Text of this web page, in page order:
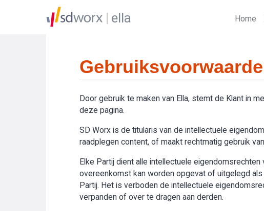
ella Home
Door gebruik te maken van Ella, stemt de Klant in
deze pagina.
SD Worx is de titularis van de intellectuele
raadplegen content, of maakt rechtmatig gebruik
Elke Partij dient alle intellectuele
overeenkomst kan worden opgevat of uitgelegd
Partij. Het is verboden de intellectuele
verpanden of over te dragen aan derden.